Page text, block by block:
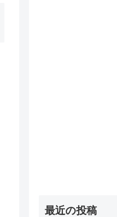
最近の投稿